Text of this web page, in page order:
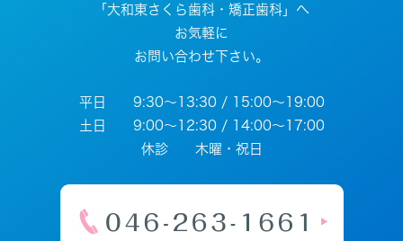
「大和東さくら歯科・矯正歯科」へ
お気軽に
お問い合わせ下さい。
平日 9:30～13:30 / 15:00～19:00
土日 9:00～12:30 / 14:00～17:00
休診 木曜・祝日